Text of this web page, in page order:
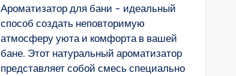
Ароматизатор для бани - идеальный
способ создать неповторимую
атмосферу уюта и комфорта в вашей
бане. Этот натуральный ароматизатор
представляет собой смесь специально